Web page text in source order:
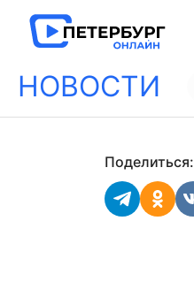
НОВОСТИ
Поделиться: